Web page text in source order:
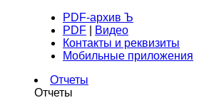
PDF-архив Ъ
PDF
Видео
Контакты и реквизиты
Мобильные приложения
Отчеты
Отчеты